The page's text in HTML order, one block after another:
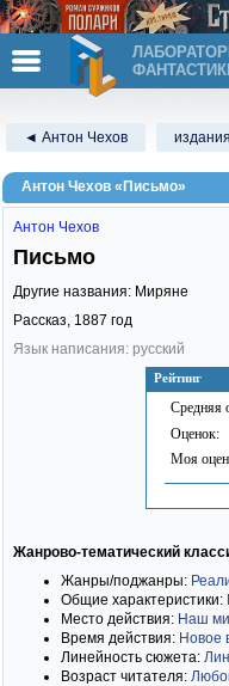
◄ Антон Чехов
Антон Чехов «Письмо»
Рейтинг
Средняя
Оценок:
Моя
Антон Чехов
Письмо
Другие названия: Миряне
Рассказ, 1887 год
Язык написания: русский
Жанрово-тематический
Жанры/поджанры:
Общие характеристики:
Место действия: Наш
Время действия: Новое
Линейность сюжета:
Возраст читателя: